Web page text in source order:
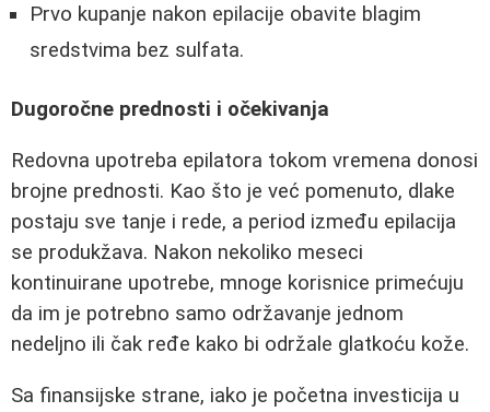
Prvo kupanje nakon epilacije obavite blagim
sredstvima bez sulfata.
Dugoročne prednosti i očekivanja
Redovna upotreba epilatora tokom vremena donosi
brojne prednosti. Kao što je već pomenuto, dlake
postaju sve tanje i rede, a period između epilacija
se produkžava. Nakon nekoliko meseci
kontinuirane upotrebe, mnoge korisnice primećuju
da im je potrebno samo održavanje jednom
nedeljno ili čak ređe kako bi održale glatkoću kože.
Sa finansijske strane, iako je početna investicija u